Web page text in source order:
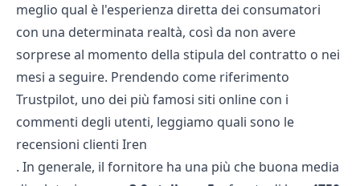
meglio qual è l'esperienza diretta dei consumatori
con una determinata realtà, così da non avere
sorprese al momento della stipula del contratto o nei
mesi a seguire. Prendendo come riferimento
Trustpilot, uno dei più famosi siti online con i
commenti degli utenti, leggiamo quali sono le
recensioni clienti Iren
. In generale, il fornitore ha una più che buona media